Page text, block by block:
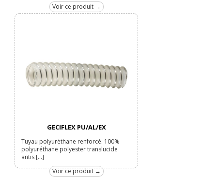
Voir ce produit →
GECIFLEX PU/AL/EX
Tuyau polyuréthane renforcé. 100%
polyuréthane polyester translucide
antis [...]
Voir ce produit →